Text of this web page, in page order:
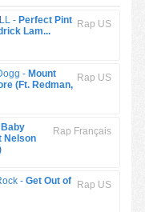
Rap US
- Perfect Pint
Lam...
Rap US
- Mount
(Ft. Redman,
Rap Français
Baby
Nelson
Rap US
- Get Out of